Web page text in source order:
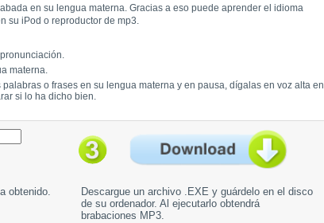
en su lengua materna. Gracias a eso puede aprender el idioma
su iPod o reproductor de mp3.
materna.
o frases en su lengua materna y en pausa, dígalas en voz alta en
si lo ha dicho bien.
obtenido.
Descargue un archivo .EXE y guárdelo en el disco
de su ordenador. Al ejecutarlo obtendrá
brabaciones MP3.